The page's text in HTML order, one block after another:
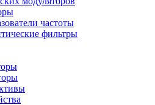
частоты
фильтры